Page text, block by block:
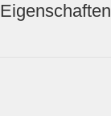
Eigenschaften